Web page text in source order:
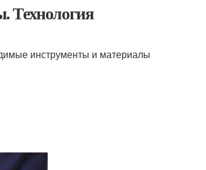
Технология
инструменты и материалы